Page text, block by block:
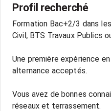
Profil recherché
Formation Bac+2/3 dans
Civil, BTS Travaux Publics
Une première expérience
alternance acceptés.
Vous avez de bonnes
réseaux et terrassement.